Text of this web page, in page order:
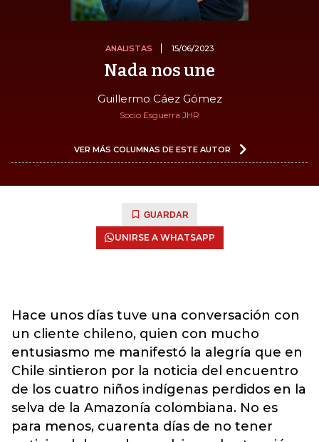
ANALISTAS 15/06/2023
Nada nos une
Guillermo Cáez Gómez
Socio Esguerra JHR
VER MÁS COLUMNAS DE ESTE AUTOR
GUARDAR
UNIRSE A WHATSAPP
Hace unos días tuve una conversación con
un cliente chileno, quien con mucho
entusiasmo me manifestó la alegría que en
Chile sintieron por la noticia del encuentro
de los cuatro niños indígenas perdidos en la
selva de la Amazonía colombiana. No es
para menos, cuarenta días de no tener